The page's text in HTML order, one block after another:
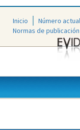
Inicio Número actual
Normas de publicación